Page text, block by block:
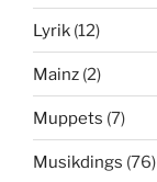
Lyrik (12)
Mainz (2)
Muppets (7)
Musikdings (76)